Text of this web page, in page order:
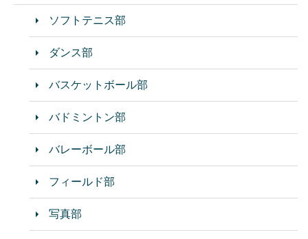
ソフトテニス部
ダンス部
バスケットボール部
バドミントン部
バレーボール部
フィールド部
写真部